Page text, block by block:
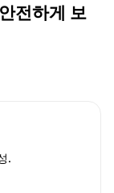
전하게 보
.